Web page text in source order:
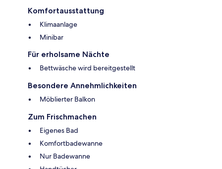
Komfortausstattung
Klimaanlage
Minibar
Für erholsame Nächte
Bettwäsche wird bereitgestellt
Besondere Annehmlichkeiten
Möblierter Balkon
Zum Frischmachen
Eigenes Bad
Komfortbadewanne
Nur Badewanne